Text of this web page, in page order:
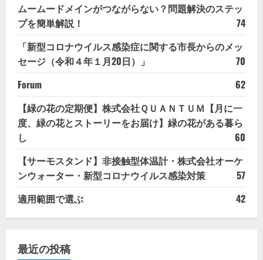
ムームードメインがつながらない？問題解決のステッ
プを簡単解説！
74
「新型コロナウイルス感染症に関する市長からのメッ
セージ（令和４年１月20日）」
70
Forum
62
【緑の花の定期便】株式会社ＱＵＡＮＴＵＭ【月に一
度、緑の花とストーリーをお届け】緑の花がある暮ら
し
60
【サーモスタンド】非接触型体温計・株式会社オーケ
ンウォーター・新型コロナウイルス感染対策
57
適用範囲で選ぶ
42
最近の投稿